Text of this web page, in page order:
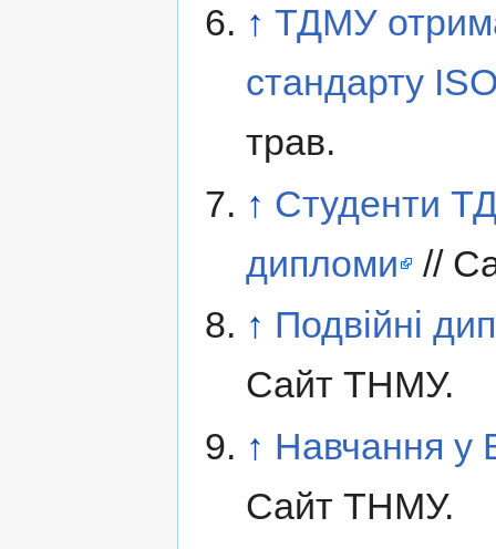
↑ ТДМУ
стандарту
трав.
↑ Студенти
дипломи
//
↑ Подвійні
Сайт ТНМУ.
↑ Навчання у
Сайт ТНМУ.